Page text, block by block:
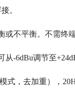
。
或不平衡。不需终端
-6dBu调节至
式，去加重），